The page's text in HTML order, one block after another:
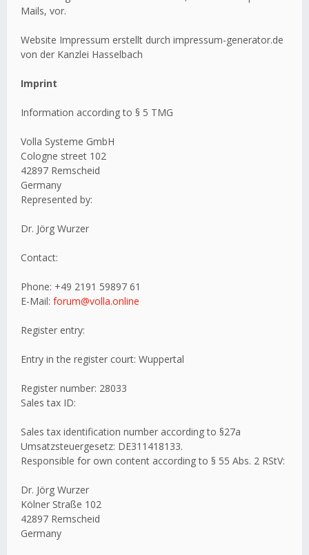
Mails, vor.
Website Impressum erstellt durch impressum-generator.de
von der Kanzlei Hasselbach
Imprint
Information according to § 5 TMG
Volla Systeme GmbH
Cologne street 102
42897 Remscheid
Germany
Represented by:
Dr. Jörg Wurzer
Contact:
Phone: +49 2191 59897 61
E-Mail: forum@volla.online
Register entry:
Entry in the register court: Wuppertal
Register number: 28033
Sales tax ID:
Sales tax identification number according to §27a
Umsatzsteuergesetz: DE311418133.
Responsible for own content according to § 55 Abs. 2 RStV:
Dr. Jörg Wurzer
Kölner Straße 102
42897 Remscheid
Germany